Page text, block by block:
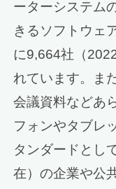
ーターシステム
きるソフトウェ
に9,664社（
れています。ま
会議資料などあ
フォンやタブレ
タンダードとし
在）の企業や公